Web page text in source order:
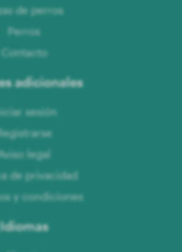
de perros
Perros
Contacto
adicionales
sesión
legal
de privacidad
y condiciones
Idiomas